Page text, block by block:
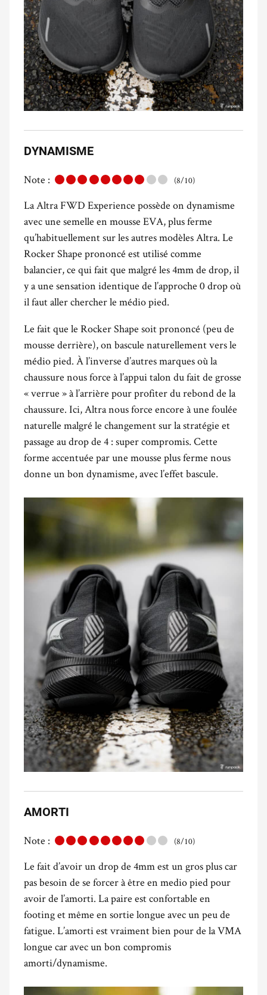
DYNAMISME
Note : (8/10)
La Altra FWD Experience possède on dynamisme
avec une semelle en mousse EVA, plus ferme
qu’habituellement sur les autres modèles Altra. Le
Rocker Shape prononcé est utilisé comme
balancier, ce qui fait que malgré les 4mm de drop, il
y a une sensation identique de l’approche 0 drop où
il faut aller chercher le médio pied.
Le fait que le Rocker Shape soit prononcé (peu de
mousse derrière), on bascule naturellement vers le
médio pied. À l’inverse d’autres marques où la
chaussure nous force à l’appui talon du fait de grosse
« verrue » à l’arrière pour profiter du rebond de la
chaussure. Ici, Altra nous force encore à une foulée
naturelle malgré le changement sur la stratégie et
passage au drop de 4 : super compromis. Cette
forme accentuée par une mousse plus ferme nous
donne un bon dynamisme, avec l’effet bascule.
AMORTI
Note : (8/10)
Le fait d’avoir un drop de 4mm est un gros plus car
pas besoin de se forcer à être en medio pied pour
avoir de l’amorti. La paire est confortable en
footing et même en sortie longue avec un peu de
fatigue. L’amorti est vraiment bien pour de la VMA
longue car avec un bon compromis
amorti/dynamisme.